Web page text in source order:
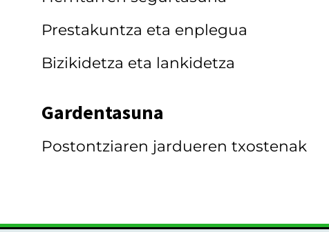
Prestakuntza eta enplegua
Bizikidetza eta lankidetza
Gardentasuna
Postontziaren jardueren txostenak